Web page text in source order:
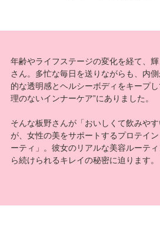
年齢やライフステージの変化を経て、
さん。多忙な毎日を送りながらも、内
的な透明感とヘルシーボディをキープ
理のないインナーケア”にありました。
そんな板野さんが「おいしくて飲みや
が、女性の美をサポートするプロテイ
ーティ」。彼女のリアルな美容ルーテ
ら続けられるキレイの秘密に迫ります。